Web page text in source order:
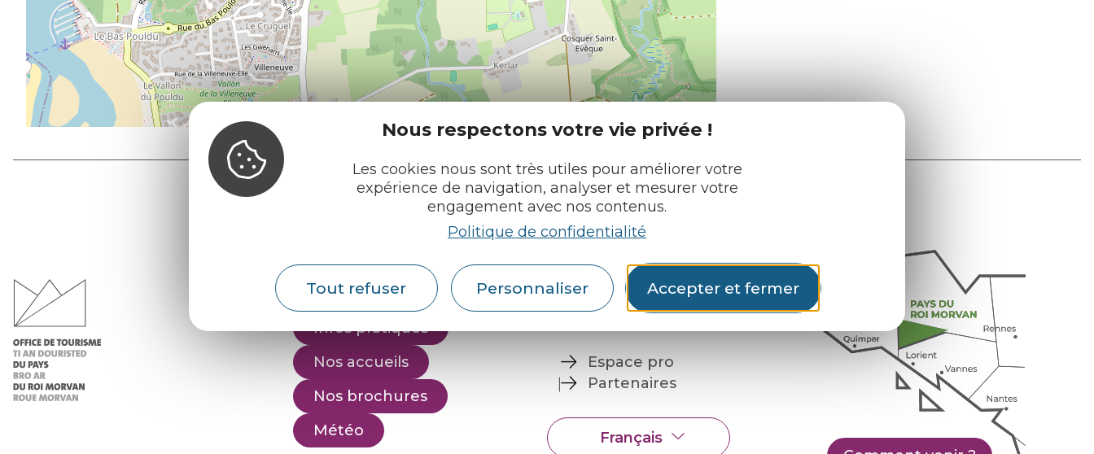
Nous respectons votre vie privée !
Les cookies nous sont très utiles pour améliorer votre
expérience de navigation, analyser et mesurer votre
engagement avec nos contenus.
Politique de confidentialité
Tout refuser Personnaliser Accepter et fermer
OpenStreetMap contributors
du Pays du roi
Morvan
Infos pratiques
Nos accueils
Nos brochures
Météo
Espace pro
Partenaires
Français
English